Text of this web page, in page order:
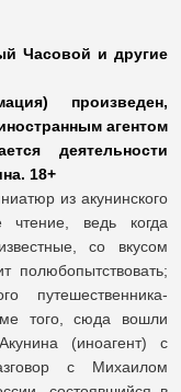
Часовой и другие
произведен,
агентом
деятельности
18+
из акунинского
чтение, ведь когда
со вкусом
полюбопытствовать;
путешественника-
того, сюда вошли
(иноагент) с
с Михаилом